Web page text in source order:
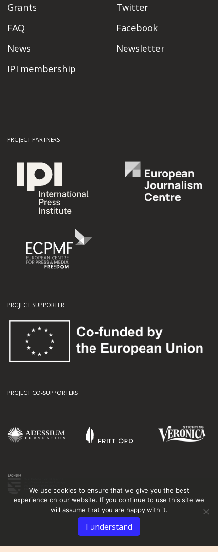
Grants
FAQ
News
IPI membership
Twitter
Facebook
Newsletter
PROJECT PARTNERS
PROJECT SUPPORTER
PROJECT CO-SUPPORTERS
We use cookies to ensure that we give you the best
experience on our website. If you continue to use this site we
will assume that you are happy with it.
I understand